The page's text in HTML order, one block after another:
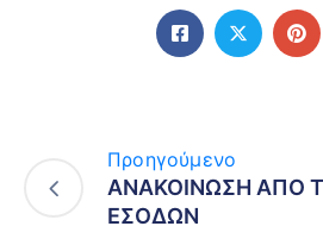
Προηγούμενο
ΑΝΑΚΟΙΝΩΣΗ ΑΠΟ
ΕΣΟΔΩΝ